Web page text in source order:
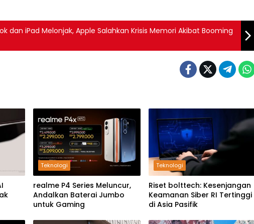
dan iPad Melonjak, Apple Salahkan Krisis Memori Akibat Booming
Teknologi
realme P4 Series Meluncur,
Andalkan Baterai Jumbo
untuk Gaming
Teknologi
Riset bolttech: Kesenjangan
Keamanan Siber RI Tertinggi
di Asia Pasifik